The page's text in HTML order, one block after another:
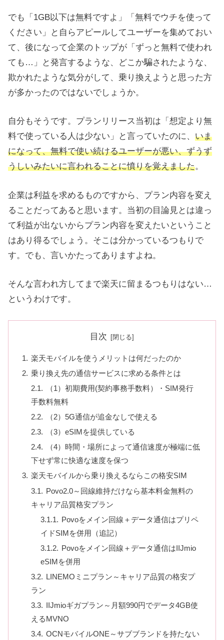
でも「1GB以下は無料ですよ」「無料でウチを使って
ください」と自らアピールしてユーザーを集めておい
て、後になって企業のトップが「ずっと無料で使われ
ても…」と発言するような、どこか騙されたような、
欺かれたような気分がして、乗り換えようと思った方
が多かったのではないでしょうか。
自分もそうです。プランリリース当初は「想定より無
料で使っている人は少ない」と言っていたのに、 いま
になって、無料で使い続けるユーザーが悪い、ずうず
うしいみたいに言われることに憤りを覚えました。
企業は利益を求めるものですから、プラン内容を変え
ることだってあると思います。当初の目論見とは違っ
て利益が出ないからプラン内容を変えたいということ
はあり得るでしょう。そこは分かっているつもりで
す。でも、言いかたってありますよね。
そんな言われ方してまで楽天に留まるつもりはない…
というわけです。
目次
楽天モバイルを使うメリットは何だったのか
乗り換え先の通信サービスに求める条件とは
（1）初期費用(契約事務手数料）・SIM発行
手数料無料
（2）5G通信が追金なしで使える
（3）eSIMを提供している
（4）時間・場所によって通信速度が極端に低
下せず常に快適な速度を保つ
楽天モバイルから乗り換えるならこの格安SIM
Povo2.0～回線維持だけなら基本料金無料の
キャリア品質格安プラン
Povoをメイン回線＋データ通信はプリペ
イドSIMを併用（追記）
Povoをメイン回線＋データ通信はIIJmio
eSIMを併用
LINEMOミニプラン～キャリア品質の格安プ
ラン
IIJmioギガプラン～月額990円でデータ4GB使
えるMVNO
OCNモバイルONE～サブブランドを持たない